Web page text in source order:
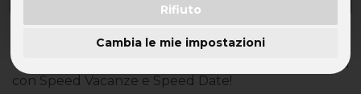
Rifiuto
Cambia le mie impostazioni
Viaggi di Comitiva: parti single e torna in compagnia
con Speed Vacanze e Speed Date!